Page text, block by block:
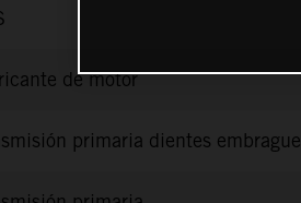
de motor
primaria dientes embrague